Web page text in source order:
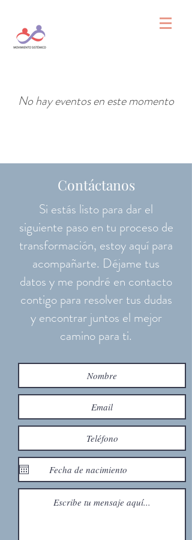
No hay eventos en este momento
Contáctanos
Si estás listo para dar el
siguiente paso en tu proceso de
transformación, estoy aquí para
acompañarte. Déjame tus
datos y me pondré en contacto
contigo para resolver tus dudas
y encontrar juntos el mejor
camino para ti.